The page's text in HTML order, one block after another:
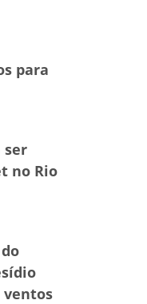
para
ser
no Rio